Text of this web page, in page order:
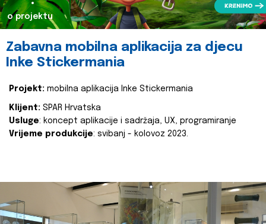
o projektu
Zabavna mobilna aplikacija za djecu
Inke Stickermania
Projekt: mobilna aplikacija Inke Stickermania
Klijent: SPAR Hrvatska
Usluge: koncept aplikacije i sadržaja, UX, programiranje
Vrijeme produkcije: svibanj - kolovoz 2023.